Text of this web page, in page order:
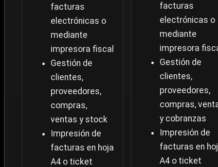
facturas
electrónicas o
mediante
impresora fiscal
Gestión de
clientes,
proveedores,
compras,
ventas y stock
Impresión de
facturas en hoja
A4 o ticket
facturas
electrónicas o
mediante
impresora
Gestión de
clientes,
proveedores,
compras,
y cobranzas
Impresión de
facturas en
A4 o ticket